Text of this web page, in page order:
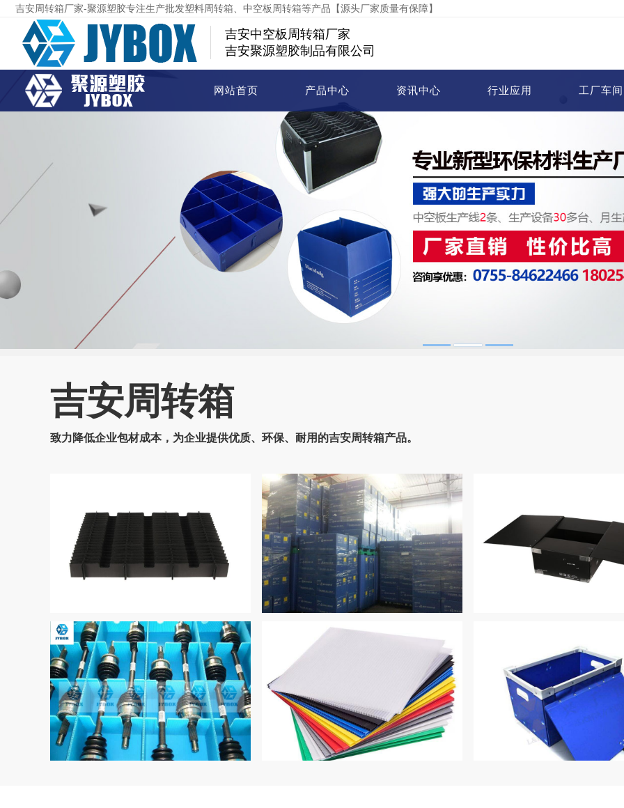
吉安周转箱厂家-聚源塑胶专注生产批发塑料周转箱、中空板周转箱等产品【源头厂家质量有保障】
吉安中空板周转箱厂家
吉安聚源塑胶制品有限公司
网站首页 产品中心 资讯中心 行业应用 工厂车间
吉安周转箱
致力降低企业包材成本，为企业提供优质、环保、耐用的吉安周转箱产品。